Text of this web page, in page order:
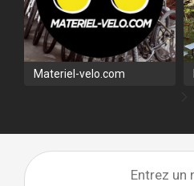
Materiel-velo.com